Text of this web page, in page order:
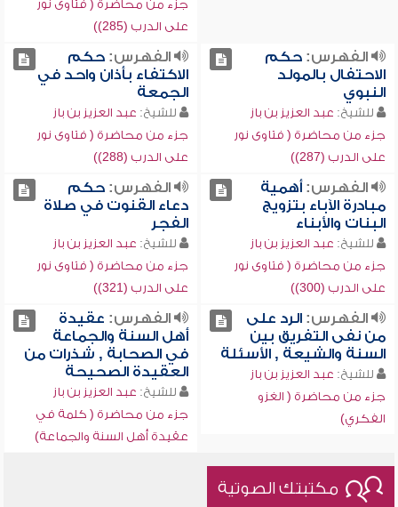
جزء من محاضرة ( فتاوى نور
على الدرب (285))
الفهرس:حكم
الاحتفال بالمولد
النبوي
للشيخ: عبد العزيز بن باز
جزء من محاضرة ( فتاوى نور
على الدرب (287))
الفهرس:حكم
الاكتفاء بأذان واحد في
الجمعة
للشيخ: عبد العزيز بن باز
جزء من محاضرة ( فتاوى نور
على الدرب (288))
الفهرس:أهمية
مبادرة الآباء بتزويج
البنات والأبناء
للشيخ: عبد العزيز بن باز
جزء من محاضرة ( فتاوى نور
على الدرب (300))
الفهرس:حكم
دعاء القنوت في صلاة
الفجر
للشيخ: عبد العزيز بن باز
جزء من محاضرة ( فتاوى نور
على الدرب (321))
الفهرس:الرد على
من نفى التفريق بين
السنة والشيعة , الأسئلة
للشيخ: عبد العزيز بن باز
جزء من محاضرة ( الغزو
الفكري)
الفهرس: عقيدة
أهل السنة والجماعة
في الصحابة , شذرات من
العقيدة الصحيحة
للشيخ: عبد العزيز بن باز
جزء من محاضرة ( كلمة في
عقيدة أهل السنة والجماعة)
مكتبتك الصوتية